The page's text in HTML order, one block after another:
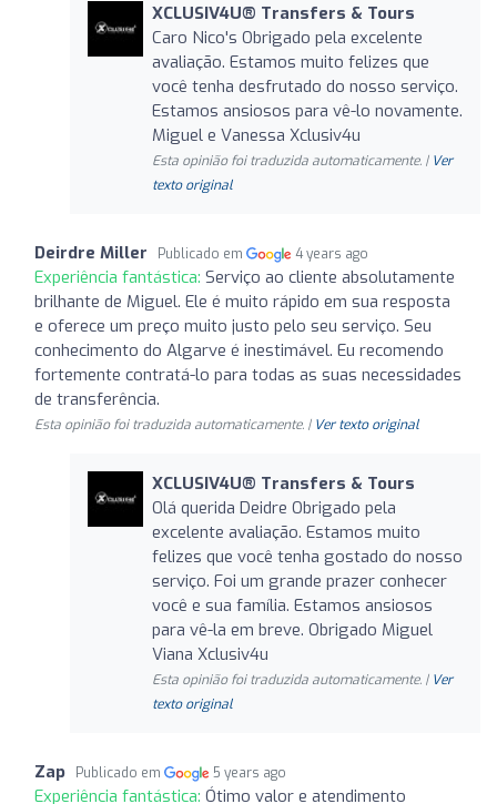
XCLUSIV4U®️ Transfers & Tours
Caro Nico's Obrigado pela excelente
avaliação. Estamos muito felizes que
você tenha desfrutado do nosso serviço.
Estamos ansiosos para vê-lo novamente.
Miguel e Vanessa Xclusiv4u
Esta opinião foi traduzida automaticamente. | Ver
texto original
Deirdre Miller Publicado em 4 years ago
Experiência fantástica: Serviço ao cliente absolutamente
brilhante de Miguel. Ele é muito rápido em sua resposta
e oferece um preço muito justo pelo seu serviço. Seu
conhecimento do Algarve é inestimável. Eu recomendo
fortemente contratá-lo para todas as suas necessidades
de transferência.
Esta opinião foi traduzida automaticamente. | Ver texto original
XCLUSIV4U®️ Transfers & Tours
Olá querida Deidre Obrigado pela
excelente avaliação. Estamos muito
felizes que você tenha gostado do nosso
serviço. Foi um grande prazer conhecer
você e sua família. Estamos ansiosos
para vê-la em breve. Obrigado Miguel
Viana Xclusiv4u
Esta opinião foi traduzida automaticamente. | Ver
texto original
Zap Publicado em 5 years ago
Experiência fantástica: Ótimo valor e atendimento